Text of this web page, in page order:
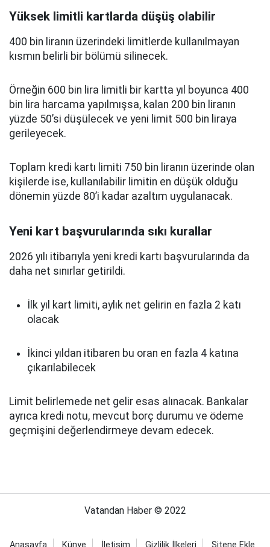
Yüksek limitli kartlarda düşüş olabilir
400 bin liranın üzerindeki limitlerde kullanılmayan
kısmın belirli bir bölümü silinecek.
Örneğin 600 bin lira limitli bir kartta yıl boyunca 400
bin lira harcama yapılmışsa, kalan 200 bin liranın
yüzde 50’si düşülecek ve yeni limit 500 bin liraya
gerileyecek.
Toplam kredi kartı limiti 750 bin liranın üzerinde olan
kişilerde ise, kullanılabilir limitin en düşük olduğu
dönemin yüzde 80’i kadar azaltım uygulanacak.
Yeni kart başvurularında sıkı kurallar
2026 yılı itibarıyla yeni kredi kartı başvurularında da
daha net sınırlar getirildi.
İlk yıl kart limiti, aylık net gelirin en fazla 2 katı
olacak
İkinci yıldan itibaren bu oran en fazla 4 katına
çıkarılabilecek
Limit belirlemede net gelir esas alınacak. Bankalar
ayrıca kredi notu, mevcut borç durumu ve ödeme
geçmişini değerlendirmeye devam edecek.
Vatandan Haber © 2022
Anasayfa Künye İletişim Gizlilik İlkeleri Sitene Ekle